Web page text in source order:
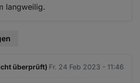
langweilig.
überprüft) Fr. 24 Feb 2023 - 11:46